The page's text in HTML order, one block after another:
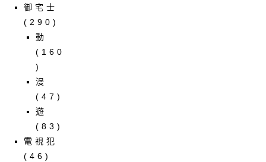
御宅士
(290)
動
(160
)
漫
(47)
遊
(83)
電視犯
(46)